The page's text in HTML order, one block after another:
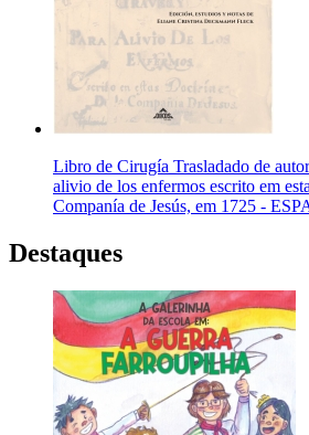
Libro de Cirugía Trasladado de
alivio de los enfermos escrito em
Companía de Jesús, em 1725 -
Destaques